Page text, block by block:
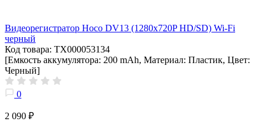
Видеорегистратор Hoco DV13 (1280x720P HD/SD) Wi-Fi
черный
Код товара: ТХ000053134
[Емкость аккумулятора: 200 mAh, Материал: Пластик, Цвет:
Черный]
0
2 090 ₽